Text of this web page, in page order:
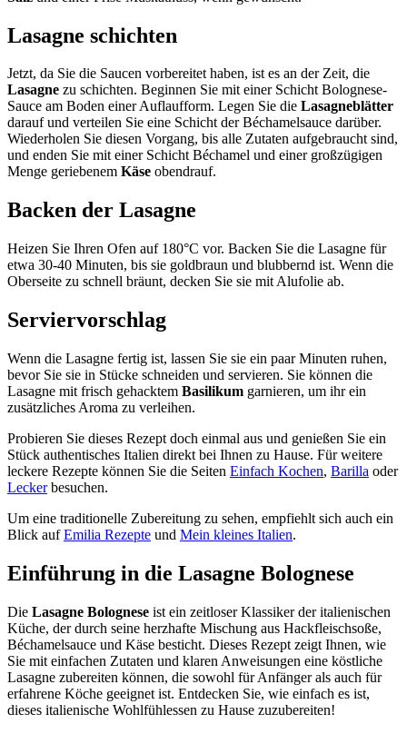
Lasagne schichten
Jetzt, da Sie die Saucen vorbereitet haben, ist es an der Zeit, die
Lasagne zu schichten. Beginnen Sie mit einer Schicht Bolognese-
Sauce am Boden einer Auflaufform. Legen Sie die Lasagneblätter
darauf und verteilen Sie eine Schicht der Béchamelsauce darüber.
Wiederholen Sie diesen Vorgang, bis alle Zutaten aufgebraucht sind,
und enden Sie mit einer Schicht Béchamel und einer großzügigen
Menge geriebenem Käse obendrauf.
Backen der Lasagne
Heizen Sie Ihren Ofen auf 180°C vor. Backen Sie die Lasagne für
etwa 30-40 Minuten, bis sie goldbraun und blubbernd ist. Wenn die
Oberseite zu schnell bräunt, decken Sie sie mit Alufolie ab.
Serviervorschlag
Wenn die Lasagne fertig ist, lassen Sie sie ein paar Minuten ruhen,
bevor Sie sie in Stücke schneiden und servieren. Sie können die
Lasagne mit frisch gehacktem Basilikum garnieren, um ihr ein
zusätzliches Aroma zu verleihen.
Probieren Sie dieses Rezept doch einmal aus und genießen Sie ein
Stück authentisches Italien direkt bei Ihnen zu Hause. Für weitere
leckere Rezepte können Sie die Seiten Einfach Kochen, Barilla oder
Leckerbesuchen.
Um eine traditionelle Zubereitung zu sehen, empfiehlt sich auch ein
Blick aufEmilia Rezepte und Mein kleines Italien.
Einführung in die Lasagne Bolognese
Die Lasagne Bolognese ist ein zeitloser Klassiker der italienischen
Küche, der durch seine herzhafte Mischung aus Hackfleischsoße,
Béchamelsauce und Käse besticht. Dieses Rezept zeigt Ihnen, wie
Sie mit einfachen Zutaten und klaren Anweisungen eine köstliche
Lasagne zubereiten können, die sowohl für Anfänger als auch für
erfahrene Köche geeignet ist. Entdecken Sie, wie einfach es ist,
dieses italienische Wohlfühlessen zu Hause zuzubereiten!